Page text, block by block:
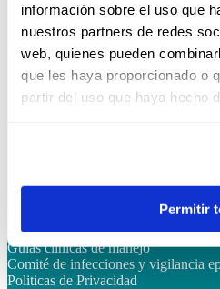
información sobre el uso que
nuestros partners de redes
web, quienes pueden
que les haya proporcionado o
partir del uso que haya hecho
Permitir
HORARIO DE
Lunes - Viernes 08:00 AM - 06:00
Código de ética y buen gobierno
Consentimientos Informados
Guías clínicas de manejo
Comité de infecciones y vigilancia
Politicas de Privacidad